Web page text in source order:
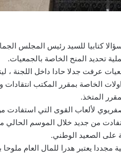
كتابيا للسيد رئيس المجلس
المنح الخاصة بالجمعيات.
عرفت جدلا حادا داخل اللجنة ،
الخاصة بمقرر المكتب
المتخذ.
لألعاب القوى التي استفادت
من جديد خلال الموسم الحالي
يعتبر هدرا للمال العام ملوحا